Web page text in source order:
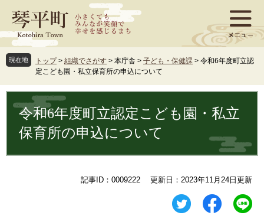
ジ
先
頭
す
ュ
を
飛
し
現在地 トップ > 組織でさがす > 本庁舎 > 子ども・保健課 > 令和6年度町立認
定こども園・私立保育所の申込について
文 令和6年度町立認定こども園・私立
保育所の申込について
記事ID：0009222 更新日：2023年11月24日更新